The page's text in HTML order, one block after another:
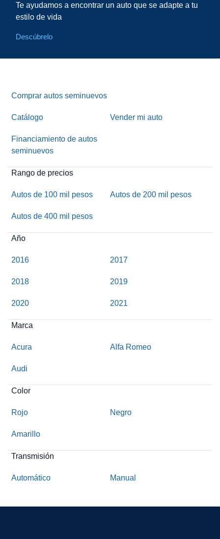
Te ayudamos a encontrar un auto que se adapte a tu
estilo de vida
Descúbrelo
Comprar autos seminuevos
Catálogo Vender mi auto
Financiamiento de autos
seminuevos
Rango de precios
Autos de 100 mil pesos Autos de 200 mil pesos
Autos de 400 mil pesos
Año
2016 2017
2018 2019
2020 2021
Marca
Acura Alfa Romeo
Audi
Color
Rojo Negro
Amarillo
Transmisión
Automático Manual